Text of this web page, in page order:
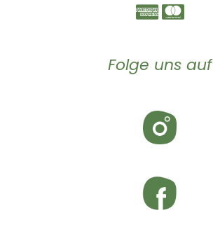
Folge uns auf